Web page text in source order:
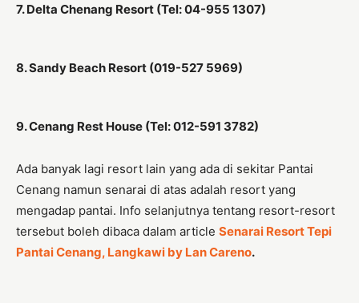
7. Delta Chenang Resort (Tel: 04-955 1307)
8. Sandy Beach Resort (019-527 5969)
9. Cenang Rest House (Tel: 012-591 3782)
Ada banyak lagi resort lain yang ada di sekitar Pantai
Cenang namun senarai di atas adalah resort yang
mengadap pantai. Info selanjutnya tentang resort-resort
tersebut boleh dibaca dalam article Senarai Resort Tepi
Pantai Cenang, Langkawi by Lan Careno.